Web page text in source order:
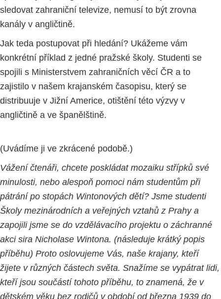
sledovat zahraniční televize, nemusí to být zrovna
kanály v angličtině.
Jak teda postupovat při hledání? Ukážeme vám
konkrétní příklad z jedné pražské školy. Studenti se
spojili s Ministerstvem zahraničních věcí ČR a to
zajistilo v našem krajanském časopisu, který se
distribuuje v Jižní Americe, otištění této výzvy v
angličtině a ve španělštině.
(Uvádíme ji ve zkrácené podobě.)
Vážení čtenáři, chcete poskládat mozaiku střípků své
minulosti, nebo alespoň pomoci nám studentům při
pátrání po stopách Wintonových dětí? Jsme studenti
Školy mezinárodních a veřejných vztahů z Prahy a
zapojili jsme se do vzdělávacího projektu o záchranné
akci sira Nicholase Wintona. (následuje krátký popis
příběhu) Proto oslovujeme Vás, naše krajany, kteří
žijete v různých částech světa. Snažíme se vypátrat lidi,
kteří jsou součástí tohoto příběhu, to znamená, že v
dětském věku bez rodičů v období od března 1939 do